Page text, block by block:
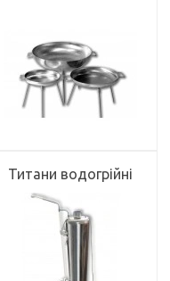
Титани водогрійні